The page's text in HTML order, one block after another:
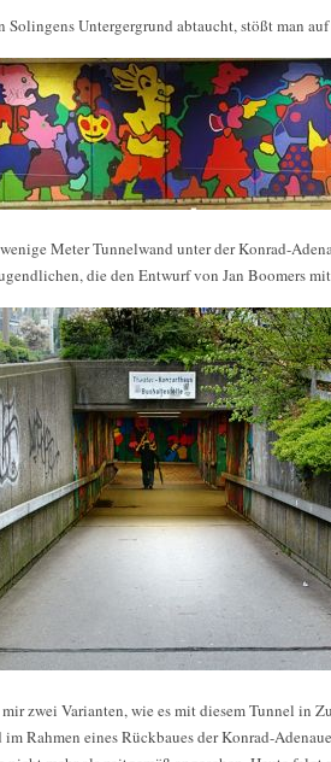
Solingens Untergergrund abtaucht, stößt man
Meter Tunnelwand unter der Konrad-
die den Entwurf von Jan Boomers
zwei Varianten, wie es mit diesem Tunnel in
im Rahmen eines Rückbaues der Konrad-